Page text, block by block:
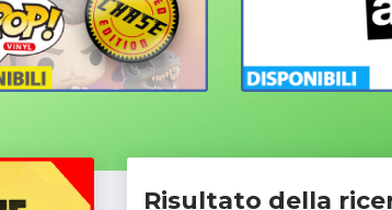
Risultato della